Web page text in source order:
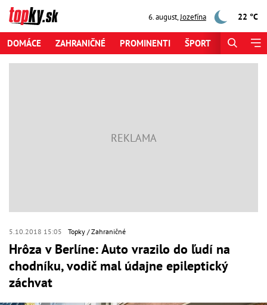
6. august,Jozefína 22 °C
DOMÁCE ZAHRANIČNÉ PROMINENTI ŠPORT
5.10.2018 15:05 Topky Zahraničné
Hrôza v Berlíne: Auto vrazilo do ľudí na
chodníku, vodič mal údajne epileptický
záchvat